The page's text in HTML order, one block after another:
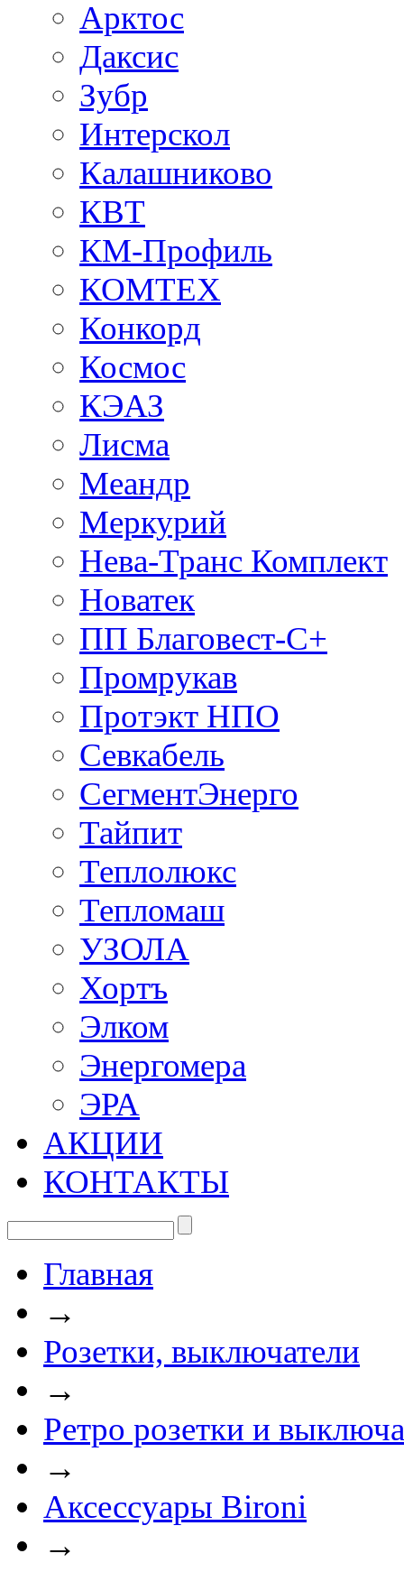
Арктос
Даксис
Зубр
Интерскол
Калашниково
КВТ
КМ-Профиль
КОМТЕХ
Конкорд
Космос
КЭАЗ
Лисма
Меандр
Меркурий
Нева-Транс Комплект
Новатек
ПП Благовест-С+
Промрукав
Протэкт НПО
Севкабель
СегментЭнерго
Тайпит
Теплолюкс
Тепломаш
УЗОЛА
Хортъ
Элком
Энергомера
ЭРА
АКЦИИ
КОНТАКТЫ
Главная
→
Розетки, выключатели
→
Ретро розетки и
→
Аксессуары Bironi
→